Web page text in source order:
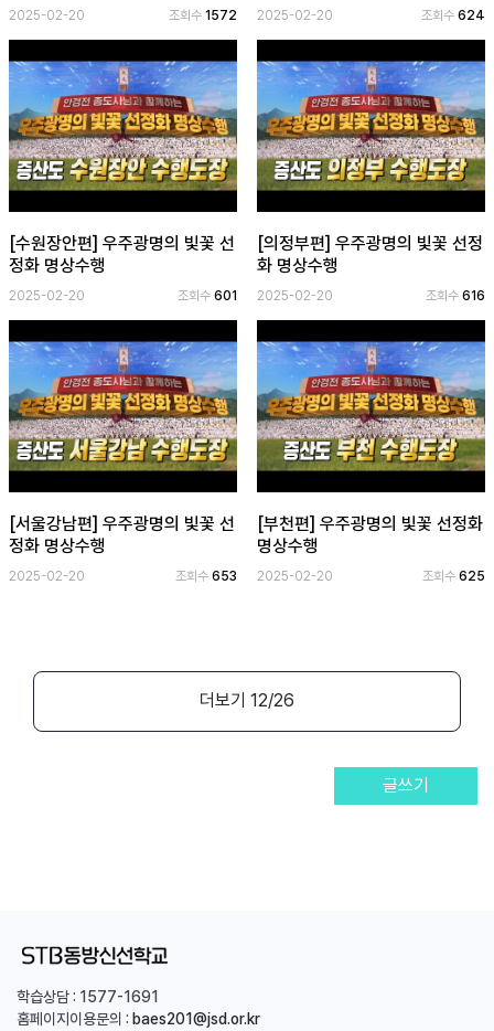
2025-02-20 조회수1572 2025-02-20 조회수 624
[수원장안편] 우주광명의 빛꽃 선
정화 명상수행
2025-02-20 조회수601
[의정부편] 우주광명의 빛꽃 선정
화 명상수행
2025-02-20 조회수 616
[서울강남편] 우주광명의 빛꽃 선
정화 명상수행
2025-02-20 조회수653
[부천편] 우주광명의 빛꽃 선정화
명상수행
2025-02-20 조회수 625
더보기 12/26
글쓰기
학습상담 : 1577-1691
홈페이지이용문의 : baes201@jsd.or.kr